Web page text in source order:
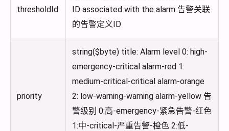
thresholdId
ID associated with the alarm 告警关联
的告警定义ID
priority
string($byte) title: Alarm level 0: high-
emergency-critical alarm-red 1:
medium-critical-critical alarm-orange
2: low-warning-warning alarm-yellow 告
警级别 0:高-emergency-紧急告警-红色
1:中-critical-严重告警-橙色 2:低-